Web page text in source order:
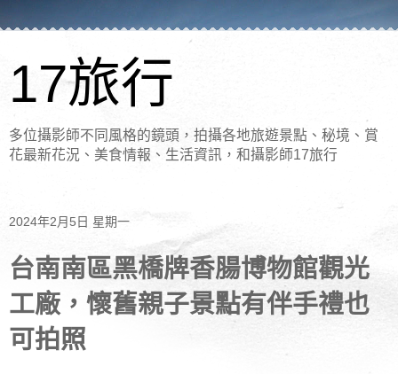
17旅行
多位攝影師不同風格的鏡頭，拍攝各地旅遊景點、秘境、賞
花最新花況、美食情報、生活資訊，和攝影師17旅行
2024年2月5日 星期一
台南南區黑橋牌香腸博物館觀光
工廠，懷舊親子景點有伴手禮也
可拍照